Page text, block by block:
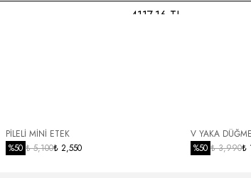
4117.16 TL
PİLELİ MİNİ ETEK
%50 ₺ 5,100₺ 2,550
V YAKA
%50 ₺ 3,990₺